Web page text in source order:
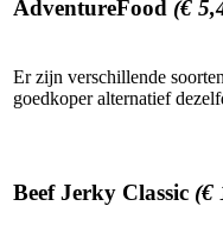
AdventureFood (€
Er zijn verschillende
goedkoper alternatief
Beef Jerky Classic (€